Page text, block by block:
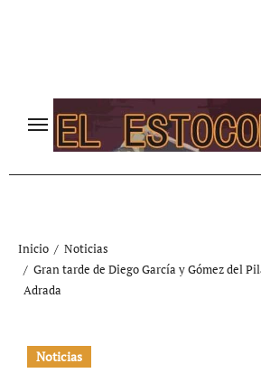
Inicio
Noticias
Gran tarde de Diego García y Gómez del
Adrada
Noticias